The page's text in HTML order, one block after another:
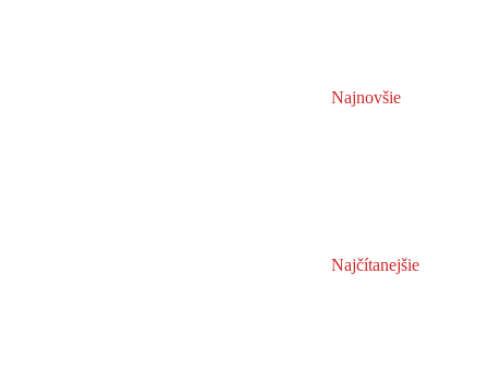
Najnovšie
Najčítanejšie